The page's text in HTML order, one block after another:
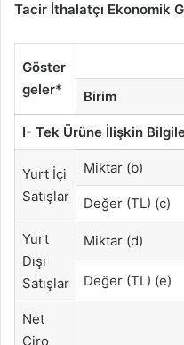
Tacir İthalatçı Ekonomik
Göster
geler*
Birim
I- Tek Ürüne İlişkin
Yurt İçi
Satışlar
Miktar (b)
Değer (TL) (c)
Yurt
Dışı
Satışlar
Miktar (d)
Değer (TL) (e)
Net
Ciro